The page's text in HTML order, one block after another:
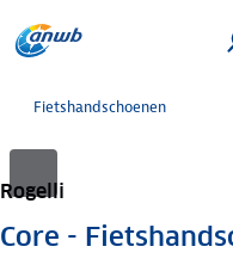
Fietshandschoenen
Rogelli
Core -